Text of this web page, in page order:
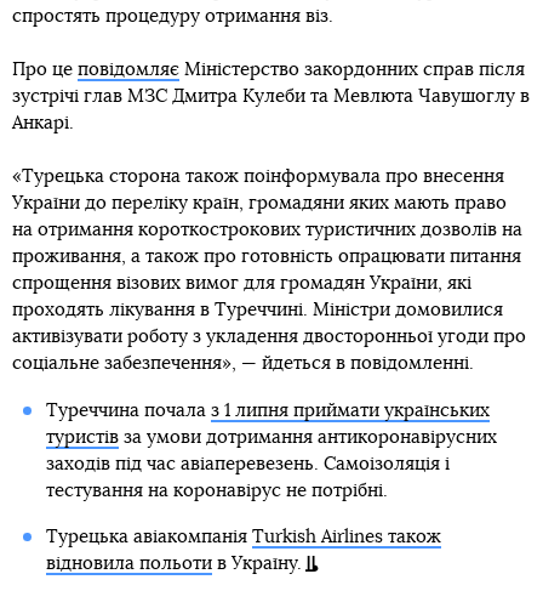
спростять процедуру отримання віз.
Про це повідомляє Міністерство закордонних справ після
зустрічі глав МЗС Дмитра Кулеби та Мевлюта Чавушоглу в
Анкарі.
«Турецька сторона також поінформувала про внесення
України до переліку країн, громадяни яких мають право
на отримання короткострокових туристичних дозволів на
проживання, а також про готовність опрацювати питання
спрощення візових вимог для громадян України, які
проходять лікування в Туреччині. Міністри домовилися
активізувати роботу з укладення двосторонньої угоди про
соціальне забезпечення», — йдеться в повідомленні.
Туреччина почала з 1 липня приймати українських
туристівза умови дотримання антикоронавірусних
заходів під час авіаперевезень. Самоізоляція і
тестування на коронавірус не потрібні.
Турецька авіакомпанія Turkish Airlines також
відновила польотив Україну.